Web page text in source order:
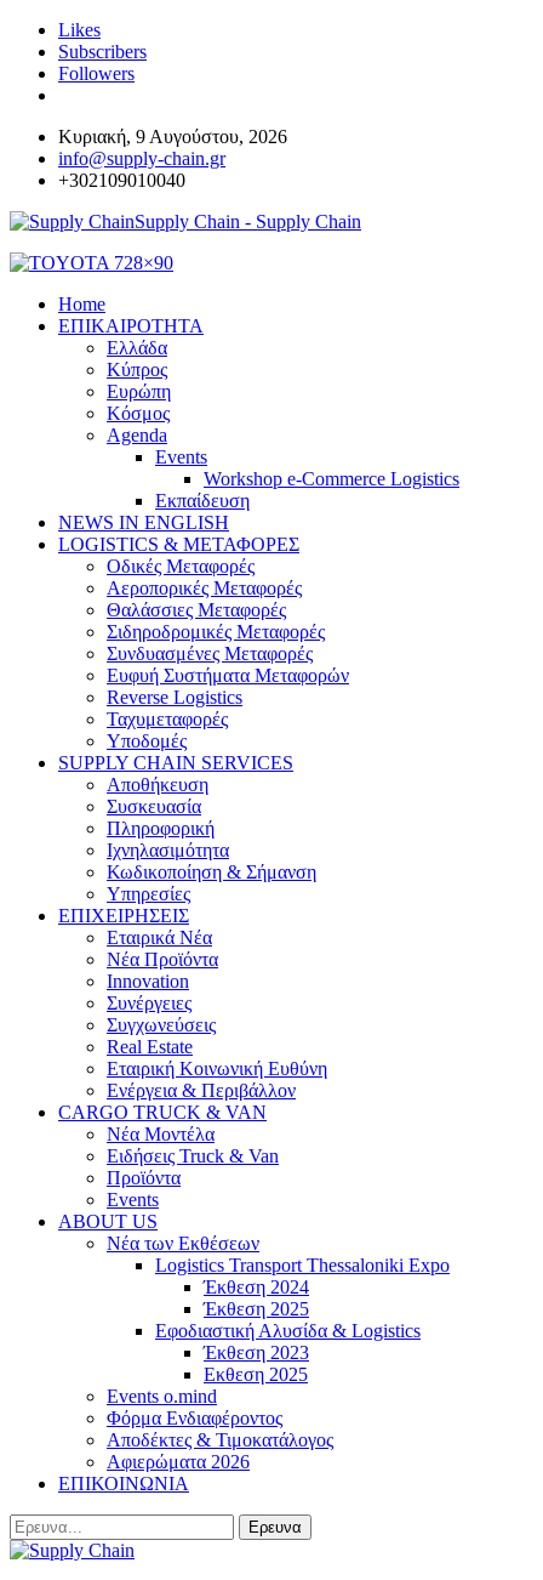
Likes
Subscribers
Followers
Κυριακή, 9 Αυγούστου, 2026
info@supply-chain.gr
+302109010040
Supply Chain - Supply Chain
Home
ΕΠΙΚΑΙΡΟΤΗΤΑ
Ελλάδα
Κύπρος
Ευρώπη
Κόσμος
Agenda
Events
Workshop e-Commerce Logistics
Εκπαίδευση
NEWS IN ENGLISH
LOGISTICS & ΜΕΤΑΦΟΡΕΣ
Οδικές Μεταφορές
Αεροπορικές Μεταφορές
Θαλάσσιες Μεταφορές
Σιδηροδρομικές Μεταφορές
Συνδυασμένες Μεταφορές
Ευφυή Συστήματα Μεταφορών
Reverse Logistics
Ταχυμεταφορές
Υποδομές
SUPPLY CHAIN SERVICES
Αποθήκευση
Συσκευασία
Πληροφορική
Ιχνηλασιμότητα
Κωδικοποίηση & Σήμανση
Υπηρεσίες
ΕΠΙΧΕΙΡΗΣΕΙΣ
Εταιρικά Νέα
Νέα Προϊόντα
Innovation
Συνέργειες
Συγχωνεύσεις
Real Estate
Εταιρική Κοινωνική Ευθύνη
Ενέργεια & Περιβάλλον
CARGO TRUCK & VAN
Νέα Μοντέλα
Ειδήσεις Truck & Van
Προϊόντα
Events
ABOUT US
Νέα των Εκθέσεων
Logistics Transport Thessaloniki Expo
Έκθεση 2024
Έκθεση 2025
Εφοδιαστική Αλυσίδα & Logistics
Έκθεση 2023
Εκθεση 2025
Events o.mind
Φόρμα Ενδιαφέροντος
Αποδέκτες & Τιμοκατάλογος
Αφιερώματα 2026
ΕΠΙΚΟΙΝΩΝΙΑ